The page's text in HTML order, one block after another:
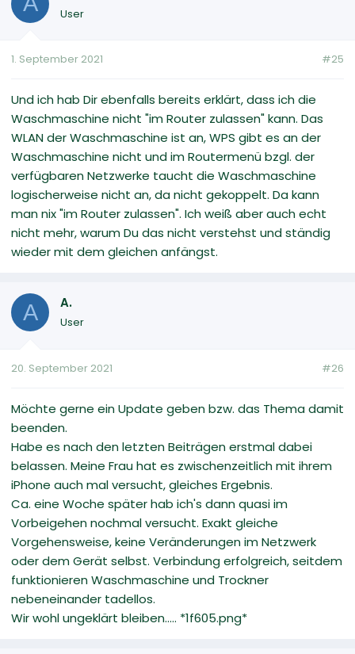
User
1. September 2021 #25
Und ich hab Dir ebenfalls bereits erklärt, dass ich die
Waschmaschine nicht "im Router zulassen" kann. Das
WLAN der Waschmaschine ist an, WPS gibt es an der
Waschmaschine nicht und im Routermenü bzgl. der
verfügbaren Netzwerke taucht die Waschmaschine
logischerweise nicht an, da nicht gekoppelt. Da kann
man nix "im Router zulassen". Ich weiß aber auch echt
nicht mehr, warum Du das nicht verstehst und ständig
wieder mit dem gleichen anfängst.
A A.
User
20. September 2021 #26
Möchte gerne ein Update geben bzw. das Thema damit
beenden.
Habe es nach den letzten Beiträgen erstmal dabei
belassen. Meine Frau hat es zwischenzeitlich mit ihrem
iPhone auch mal versucht, gleiches Ergebnis.
Ca. eine Woche später hab ich's dann quasi im
Vorbeigehen nochmal versucht. Exakt gleiche
Vorgehensweise, keine Veränderungen im Netzwerk
oder dem Gerät selbst. Verbindung erfolgreich, seitdem
funktionieren Waschmaschine und Trockner
nebeneinander tadellos.
Wir wohl ungeklärt bleiben..... *1f605.png*